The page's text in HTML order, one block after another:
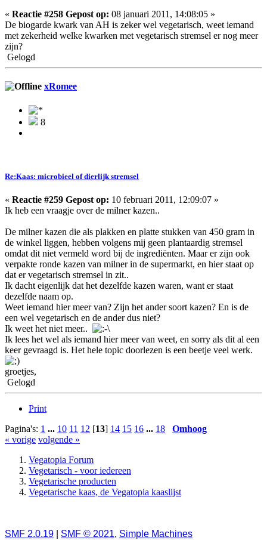
« Reactie #258 Gepost op: 08 januari 2011, 14:08:05 »
De biogarde kwark van AH is zeker wel vegetarisch, weet iemand
met zekerheid welke kwarken met vegetarisch stremsel er nog meer
zijn?
Gelogd
xRomee
8
Re:Kaas: microbieel of dierlijk stremsel
« Reactie #259 Gepost op: 10 februari 2011, 12:09:07 »
Ik heb een vraagje over de milner kazen..
De milner kazen die als plakken en platte stukken van 450 gram in
de winkel liggen, hebben volgens mij geen plantaardig stremsel
omdat dit niet vermeld word bij de ingrediënten. Maar er zijn ook
verpakte ronde kazen van milner in de supermarkt, en hier staat op
dat er vegetarisch stremsel in zit..
Ik dacht eigenlijk dat het dezelfde kazen waren, want er staat
dezelfde naam op.
Weet iemand hier meer van? Zijn het ander soort kazen? En is de
een wel vegetarisch en de ander dus niet?
Ik weet het niet meer..
Ik lees het wel als iemand hier meer van weet, en sorry als dit al een
keer gevraagd is. Het hele topic doorlezen is een beetje veel werk.
groetjes,
Gelogd
Print
Pagina's: 1 ... 10 11 12 [13] 14 15 16 ... 18
Omhoog
« vorige volgende »
Vegatopia Forum
Vegetarisch - voor iedereen
Vegetarische producten
Vegetarische kaas, de Vegatopia kaaslijst
SMF 2.0.19 SMF © 2021, Simple Machines